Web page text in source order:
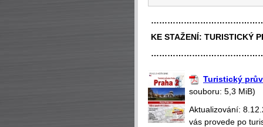
KE STAŽENÍ: TURISTICKÝ
Turistický
souboru: 5,3 MiB)
Aktualizování:
vás provede po